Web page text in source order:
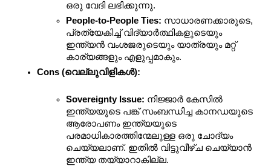
ഒരു വേദി ലഭിക്കുന്നു.
People-to-People Ties: സാധാരണക്കാരുടെ,
പ്രത്യേകിച്ച് വിദ്യാർത്ഥികളുടെയും
ഇന്ത്യൻ വംശജരുടെയും യാത്രയും മറ്റ്
കാര്യങ്ങളും എളുപ്പമാകും.
Cons (വെല്ലുവിളികൾ):
Sovereignty Issue: നിജ്ജാർ കേസിൽ
ഇന്ത്യയുടെ പങ്ക് സംബന്ധിച്ച കാനഡയുടെ
ആരോപണം ഇന്ത്യയുടെ
പരമാധികാരത്തിന്മേലുള്ള ഒരു ചോദ്യം
ചെയ്യലാണ്. ഇതിൽ വിട്ടുവീഴ്ച ചെയ്യാൻ
ഇന്ത്യ തയ്യാറാകില്ല.